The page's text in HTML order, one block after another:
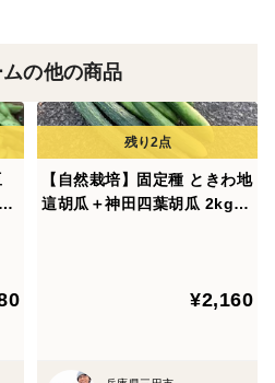
相対的に高くなり、水分が少
すいと考えております。
人為的に投入しないため、エ
もしやすく、硝酸態窒素とい
の他の商品
【自然栽培】固定種 ときわ地
這胡瓜＋神田四葉胡瓜 2kg★
¥2,160